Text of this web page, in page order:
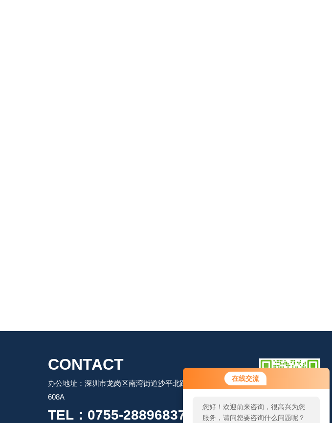
在线交流
您好！欢迎前来咨询，很高兴为您
服务，请问您要咨询什么问题呢？
CONTACT
办公地址：深圳市龙岗区南湾街道沙平北路111号吉茂大厦
608A
TEL：0755-28896837